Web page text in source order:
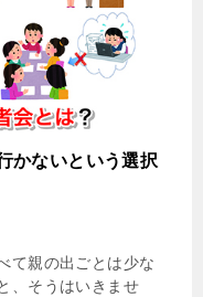
かないという選択
て親の出ごとは少な
、そうはいきませ